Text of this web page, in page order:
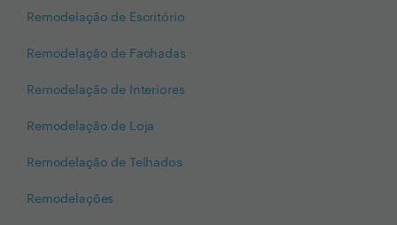
Remodelação de Escritório
Remodelação de Fachadas
Remodelação de Interiores
Remodelação de Loja
Remodelação de Telhados
Remodelações